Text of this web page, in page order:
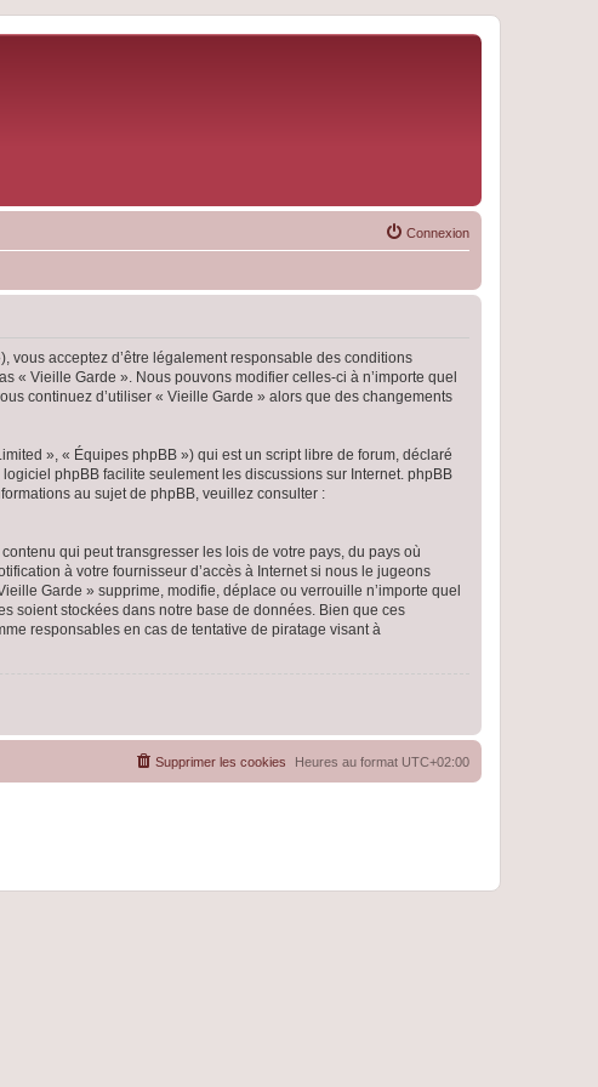
Connexion
vous acceptez d’être légalement responsable des conditions
« Vieille Garde ». Nous pouvons modifier celles-ci à n’importe quel
continuez d’utiliser « Vieille Garde » alors que des changements
», « Équipes phpBB ») qui est un script libre de forum, déclaré
logiciel phpBB facilite seulement les discussions sur Internet. phpBB
au sujet de phpBB, veuillez consulter :
qui peut transgresser les lois de votre pays, du pays où
à votre fournisseur d’accès à Internet si nous le jugeons
Garde » supprime, modifie, déplace ou verrouille n’importe quel
soient stockées dans notre base de données. Bien que ces
responsables en cas de tentative de piratage visant à
Heures au format UTC+02:00
Supprimer les cookies